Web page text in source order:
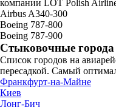
компании LOT Polish
Airbus A340-300
Boeing 787-800
Boeing 787-900
Стыковочные города
Список городов на
пересадкой. Самый
Франкфурт-на-Майне
Киев
Лонг-Бич